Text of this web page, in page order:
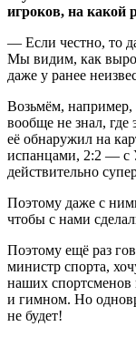
игроков, на какой
— Если честно, то
Мы видим, как
даже у ранее
Возьмём, например,
вообще не знал, где
её обнаружил на
испанцами, 2:2 — с
действительно
Поэтому даже с
чтобы с нами
Поэтому ещё раз
министр спорта,
наших
и гимном. Но
не будет!